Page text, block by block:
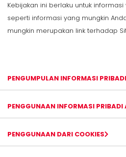
Kebijakan ini berlaku untuk
seperti informasi yang mungkin
mungkin merupakan link terhadap
PENGUMPULAN INFORMASI
PENGGUNAAN INFORMASI PRIBADI
PENGGUNAAN DARI COOKIES